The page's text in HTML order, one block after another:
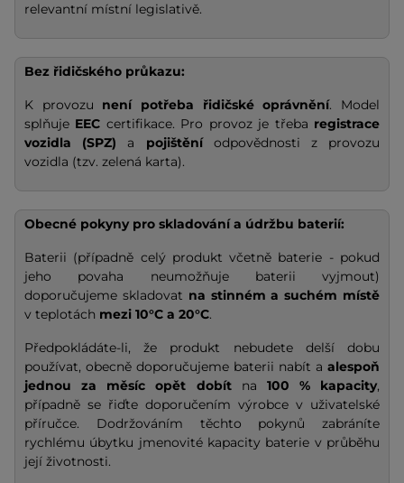
relevantní místní legislativě.
Bez řidičského průkazu:
K provozu není potřeba řidičské oprávnění. Model
splňuje EEC certifikace. Pro provoz je třeba registrace
vozidla (SPZ) a pojištění odpovědnosti z provozu
vozidla (tzv. zelená karta).
Obecné pokyny pro skladování a údržbu baterií:
Baterii (případně celý produkt včetně baterie - pokud
jeho povaha neumožňuje baterii vyjmout)
doporučujeme skladovat na stinném a suchém místě
v teplotách mezi 10°C a 20°C.
Předpokládáte-li, že produkt nebudete delší dobu
používat, obecně doporučujeme baterii nabít a alespoň
jednou za měsíc opět dobítna 100 % kapacity,
případně se řiďte doporučením výrobce v uživatelské
příručce. Dodržováním těchto pokynů zabráníte
rychlému úbytku jmenovité kapacity baterie v průběhu
její životnosti.